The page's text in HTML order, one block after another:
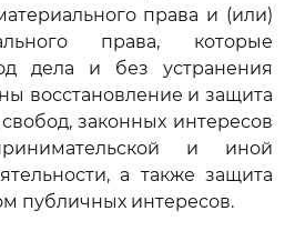
права и (или)
права, которые
дела и без устранения
восстановление и защита
законных интересов
и иной
а также защита
публичных интересов.